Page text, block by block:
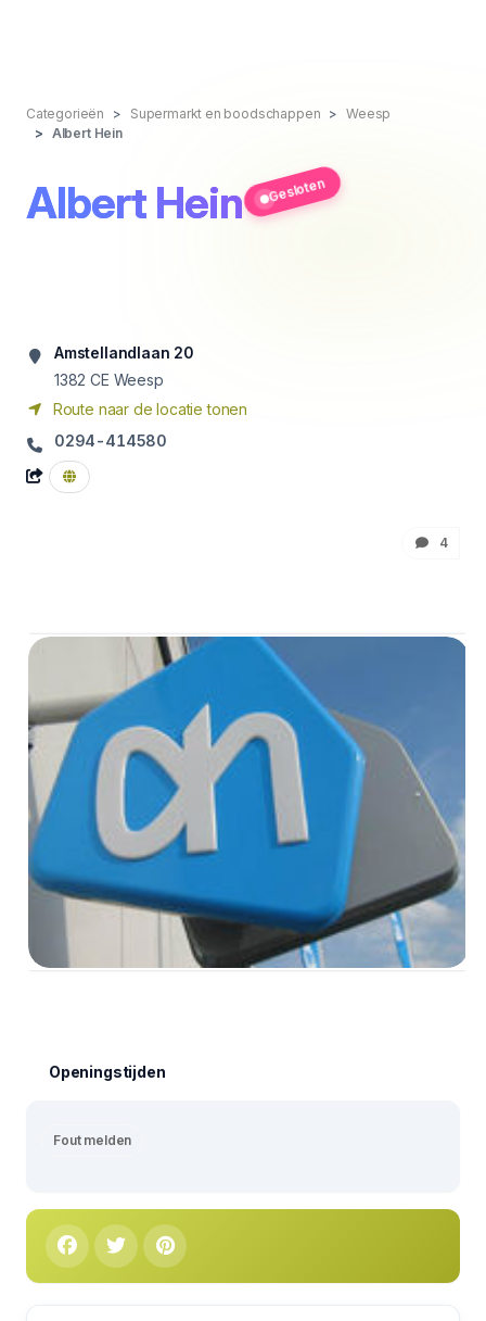
Categorieën Supermarkt en boodschappen
Weesp
Albert Hein
Albert Hein Gesloten
Amstellandlaan 20
1382 CE Weesp
Route naar de locatie tonen
0294-414580
4
Openingstijden
Fout melden